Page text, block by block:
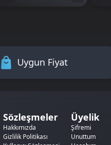
Uygun Fiyat
Sözleşmeler
Hakkımızda
Gizlilik Politikası
Üyelik
Şifremi
Unuttum